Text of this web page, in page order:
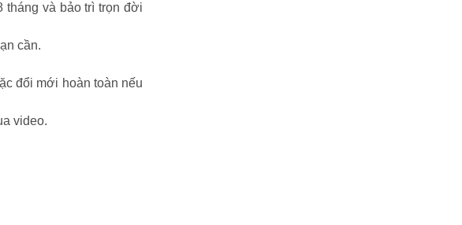
và bảo trì trọn đời
cần.
đổi mới hoàn toàn nếu
video.